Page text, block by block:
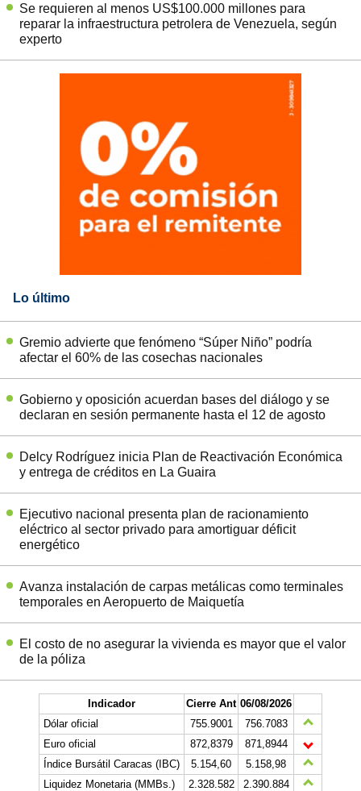
Se requieren al menos US$100.000 millones para
reparar la infraestructura petrolera de Venezuela, según
experto
Lo último
Gremio advierte que fenómeno “Súper Niño” podría
afectar el 60% de las cosechas nacionales
Gobierno y oposición acuerdan bases del diálogo y se
declaran en sesión permanente hasta el 12 de agosto
Delcy Rodríguez inicia Plan de Reactivación Económica
y entrega de créditos en La Guaira
Ejecutivo nacional presenta plan de racionamiento
eléctrico al sector privado para amortiguar déficit
energético
Avanza instalación de carpas metálicas como terminales
temporales en Aeropuerto de Maiquetía
El costo de no asegurar la vivienda es mayor que el valor
de la póliza
Indicador Cierre Ant 06/08/2026
Dólar oficial
755.9001
756.7083
Euro oficial
872,8379
871,8944
Índice Bursátil Caracas (IBC)
5.154,60
5.158,98
Liquidez Monetaria (MMBs.)
2.328.582
2.390.884